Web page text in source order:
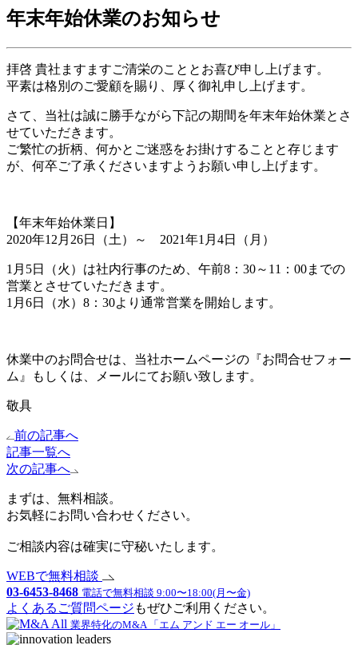
年末年始休業のお知らせ
拝啓 貴社ますますご清栄のこととお喜び申し上げます。
平素は格別のご愛顧を賜り、厚く御礼申し上げます。
さて、当社は誠に勝手ながら下記の期間を年末年始休業とさ
せていただきます。
ご繁忙の折柄、何かとご迷惑をお掛けすることと存じます
が、何卒ご了承くださいますようお願い申し上げます。
【年末年始休業日】
2020年12月26日（土）～ 2021年1月4日（月）
1月5日（火）は社内行事のため、午前8：30～11：00までの
営業とさせていただきます。
1月6日（水）8：30より通常営業を開始します。
休業中のお問合せは、当社ホームページの『お問合せフォー
ム』もしくは、メールにてお願い致します。
敬具
前の記事へ
記事一覧へ
次の記事へ
まずは、無料相談。
お気軽にお問い合わせください。
ご相談内容は確実に守秘いたします。
WEBで無料相談
03-6453-8468 電話で無料相談 9:00〜18:00(月〜金)
よくあるご質問ページ もぜひご利用ください。
業界特化のM&A 「エム アンド エー オール」